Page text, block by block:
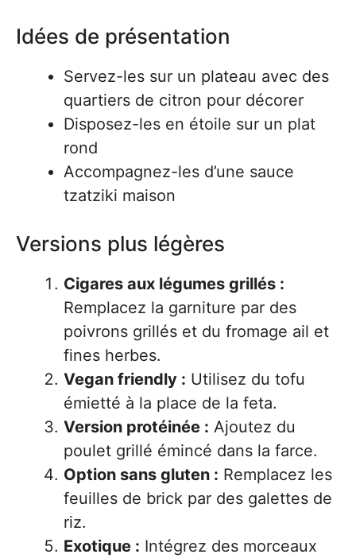
Idées de présentation
Servez-les sur un plateau avec des
quartiers de citron pour décorer
Disposez-les en étoile sur un plat
rond
Accompagnez-les d’une sauce
tzatziki maison
Versions plus légères
Cigares aux légumes grillés :
Remplacez la garniture par des
poivrons grillés et du fromage ail et
fines herbes.
Vegan friendly : Utilisez du tofu
émietté à la place de la feta.
Version protéinée : Ajoutez du
poulet grillé émincé dans la farce.
Option sans gluten : Remplacez les
feuilles de brick par des galettes de
riz.
Exotique : Intégrez des morceaux